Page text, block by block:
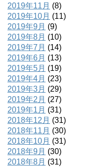
2019年11月 (8)
2019年10月 (11)
2019年9月 (9)
2019年8月 (10)
2019年7月 (14)
2019年6月 (13)
2019年5月 (19)
2019年4月 (23)
2019年3月 (29)
2019年2月 (27)
2019年1月 (31)
2018年12月 (31)
2018年11月 (30)
2018年10月 (31)
2018年9月 (30)
2018年8月 (31)